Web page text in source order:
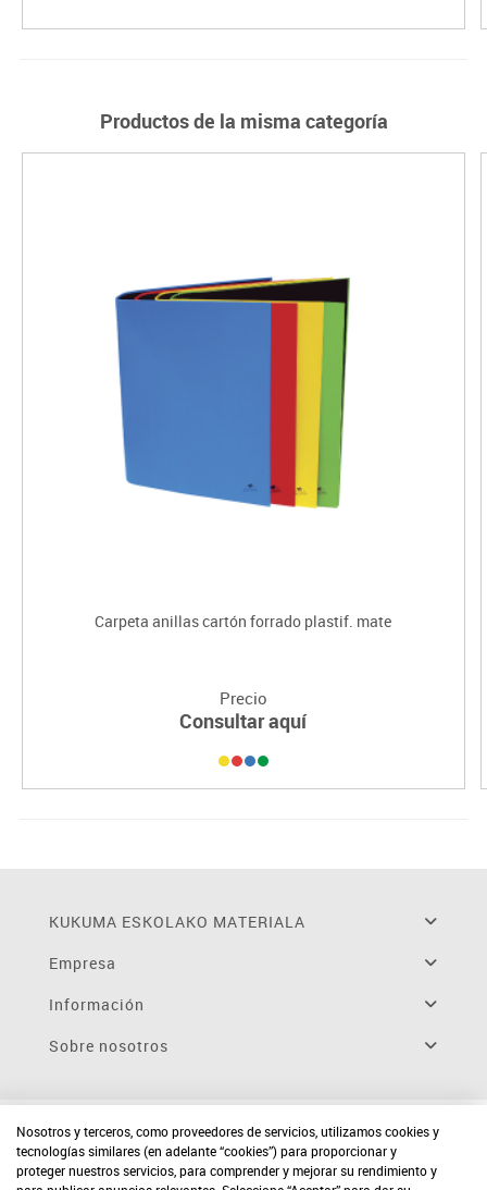
Productos de la misma categoría
Carpeta anillas cartón forrado plastif. mate
Precio
Consultar aquí
KUKUMA ESKOLAKO MATERIALA
Empresa
Información
Sobre nosotros
Nosotros y terceros, como proveedores de servicios, utilizamos cookies y
tecnologías similares (en adelante “cookies”) para proporcionar y
proteger nuestros servicios, para comprender y mejorar su rendimiento y